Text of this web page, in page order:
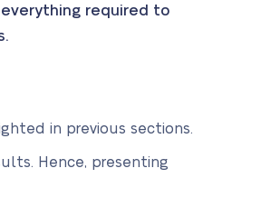
required to
in previous sections.
Hence, presenting